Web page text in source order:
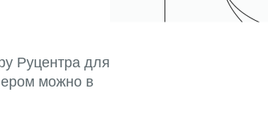
Руцентра для
можно в